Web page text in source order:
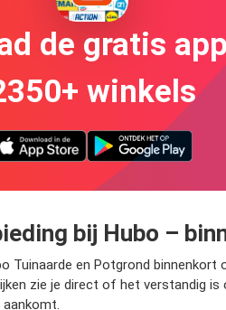
de gratis
winkels
bij Hubo –
Tuinaarde en Potgrond
zie je direct of het verstandig